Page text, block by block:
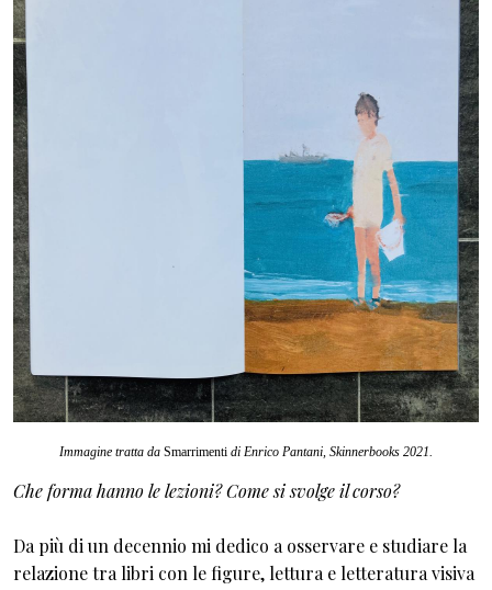
Immagine tratta da Smarrimenti di Enrico Pantani, Skinnerbooks 2021.
Che forma hanno le lezioni? Come si svolge il corso?
Da più di un decennio mi dedico a osservare e studiare la
relazione tra libri con le figure, lettura e letteratura visiva